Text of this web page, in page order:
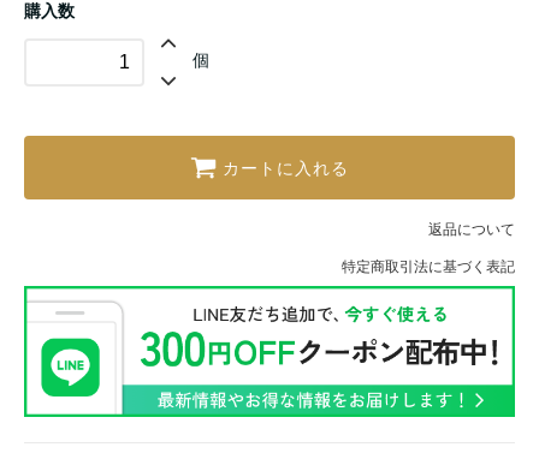
購入数
個
カートに入れる
返品について
特定商取引法に基づく表記